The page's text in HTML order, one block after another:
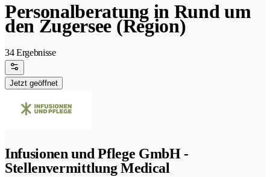
Personalberatung in Rund um
den Zugersee (Region)
34 Ergebnisse
Jetzt geöffnet
Infusionen und Pflege GmbH -
Stellenvermittlung Medical